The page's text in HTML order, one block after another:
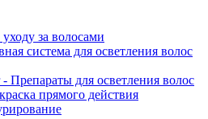
за волосами
система для осветления волос
Препараты для осветления волос
прямого действия